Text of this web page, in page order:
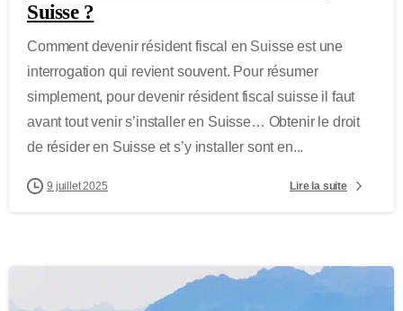
Suisse ?
Comment devenir résident fiscal en Suisse est une
interrogation qui revient souvent. Pour résumer
simplement, pour devenir résident fiscal suisse il faut
avant tout venir s’installer en Suisse… Obtenir le droit
de résider en Suisse et s’y installer sont en...
9 juillet 2025 Lire la suite